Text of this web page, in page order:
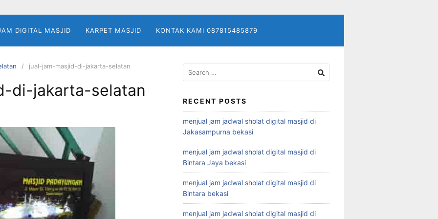
DIGITAL MASJID KARPET MASJID KONTAK KAMI 087815485879
jual-jam-masjid-di-jakarta-selatan
di-jakarta-selatan
Search
for:
RECENT POSTS
menjual jam jadwal sholat digital masjid di
Jakasampurna bekasi
menjual jam jadwal sholat digital masjid di
Bintara Jaya bekasi
menjual jam jadwal sholat digital masjid di
Bintara bekasi
menjual jam jadwal sholat digital masjid di